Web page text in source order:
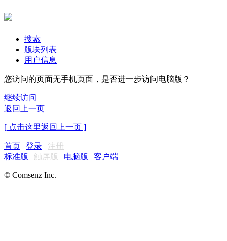
搜索
版块列表
用户信息
您访问的页面无手机页面，是否进一步访问电脑版？
继续访问
返回上一页
[ 点击这里返回上一页 ]
首页 | 登录 | 注册
标准版 | 触屏版 | 电脑版 | 客户端
© Comsenz Inc.